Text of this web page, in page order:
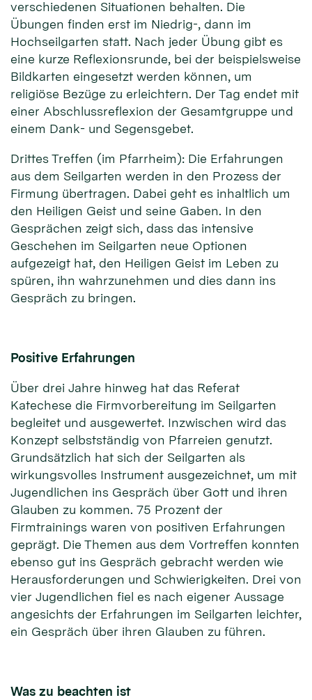
verschiedenen Situationen behalten. Die
Übungen finden erst im Niedrig-, dann im
Hochseilgarten statt. Nach jeder Übung gibt es
eine kurze Reflexionsrunde, bei der beispielsweise
Bildkarten eingesetzt werden können, um
religiöse Bezüge zu erleichtern. Der Tag endet mit
einer Abschlussreflexion der Gesamtgruppe und
einem Dank- und Segensgebet.
Drittes Treffen (im Pfarrheim): Die Erfahrungen
aus dem Seilgarten werden in den Prozess der
Firmung übertragen. Dabei geht es inhaltlich um
den Heiligen Geist und seine Gaben. In den
Gesprächen zeigt sich, dass das intensive
Geschehen im Seilgarten neue Optionen
aufgezeigt hat, den Heiligen Geist im Leben zu
spüren, ihn wahrzunehmen und dies dann ins
Gespräch zu bringen.
Positive Erfahrungen
Über drei Jahre hinweg hat das Referat
Katechese die Firmvorbereitung im Seilgarten
begleitet und ausgewertet. Inzwischen wird das
Konzept selbstständig von Pfarreien genutzt.
Grundsätzlich hat sich der Seilgarten als
wirkungsvolles Instrument ausgezeichnet, um mit
Jugendlichen ins Gespräch über Gott und ihren
Glauben zu kommen. 75 Prozent der
Firmtrainings waren von positiven Erfahrungen
geprägt. Die Themen aus dem Vortreffen konnten
ebenso gut ins Gespräch gebracht werden wie
Herausforderungen und Schwierigkeiten. Drei von
vier Jugendlichen fiel es nach eigener Aussage
angesichts der Erfahrungen im Seilgarten leichter,
ein Gespräch über ihren Glauben zu führen.
Was zu beachten ist